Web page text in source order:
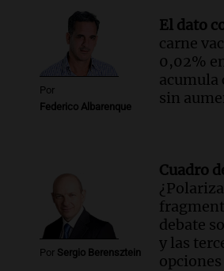
Episodios
Audio. El ministro de
Fe relativiza el impacto
jubilaciones en la
Panorama Federal
Episodios
Por
Federico Albarenque
El dato
carne
0,02%
acumula
sin
Por Sergio Berensztein
Cuadro
debate
y las
opciones